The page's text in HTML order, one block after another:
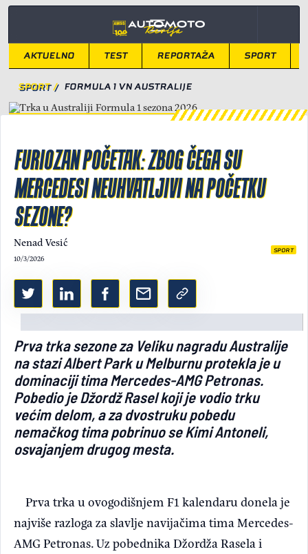
Light/Dark mode
AKTUELNO TEST REPORTAŽA SPORT
SPORT / FORMULA 1 VN AUSTRALIJE
FURIOZAN POČETAK: ZBOG ČEGA SU
MERCEDESI NEUHVATLJIVI NA POČETKU
SEZONE?
Nenad Vesić
10/3/2026
SPORT
Prva trka sezone za Veliku nagradu Australije
na stazi Albert Park u Melburnu protekla je u
dominaciji tima Mercedes-AMG Petronas.
Pobedio je Džordž Rasel koji je vodio trku
većim delom, a za dvostruku pobedu
nemačkog tima pobrinuo se Kimi Antoneli,
osvajanjem drugog mesta.
Prva trka u ovogodišnjem F1 kalendaru donela je
najviše razloga za slavlje navijačima tima Mercedes-
AMG Petronas. Uz pobednika Džordža Rasela i